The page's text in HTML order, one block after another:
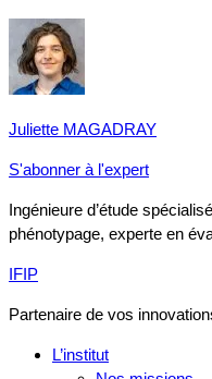
Juliette MAGADRAY
S'abonner à l'expert
Ingénieure d’étude
phénotypage, experte en
IFIP
Partenaire de vos
L’institut